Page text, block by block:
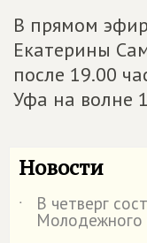
В прямом
Екатерины
после 19.00
Уфа на волне
Новости
˙ В четверг
Молодежного